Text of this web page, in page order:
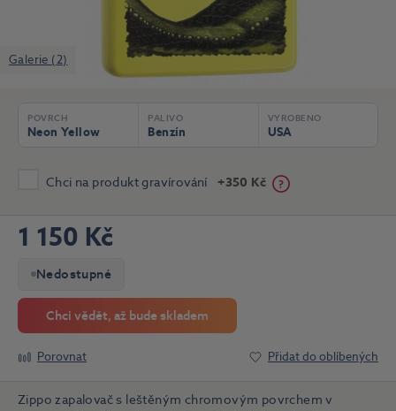
Galerie (2)
Zippo zapalovač s leštěným chromovým povrchem v
POVRCH
Neon Yellow
PALIVO
Benzín
VYROBENO
USA
Chci na produkt gravírování +350 Kč
1 150 Kč
Nedostupné
Chci vědět, až bude skladem
Porovnat Přidat do oblíbených